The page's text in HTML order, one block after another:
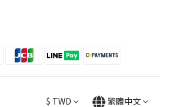
$ TWD 繁體中文